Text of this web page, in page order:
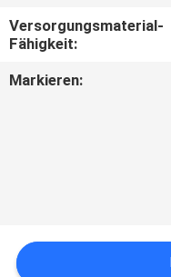
IN
VERBINDUNG
Versorgungsmaterial-
Fähigkeit:
Markieren: